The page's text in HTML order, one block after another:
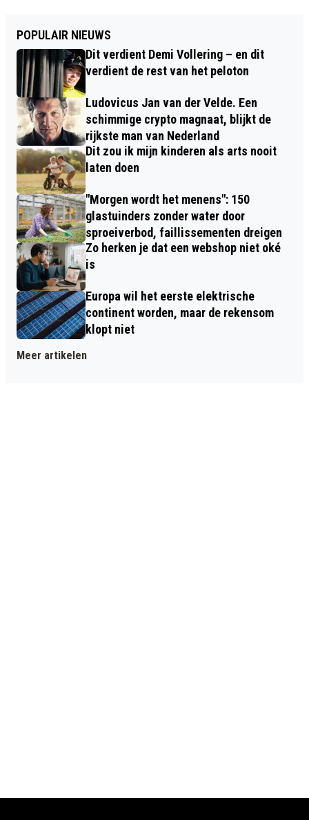
POPULAIR NIEUWS
Dit verdient Demi Vollering – en dit
verdient de rest van het peloton
Ludovicus Jan van der Velde. Een
schimmige crypto magnaat, blijkt de
rijkste man van Nederland
Dit zou ik mijn kinderen als arts nooit
laten doen
"Morgen wordt het menens": 150
glastuinders zonder water door
sproeiverbod, faillissementen dreigen
Zo herken je dat een webshop niet oké
is
Europa wil het eerste elektrische
continent worden, maar de rekensom
klopt niet
Meer artikelen